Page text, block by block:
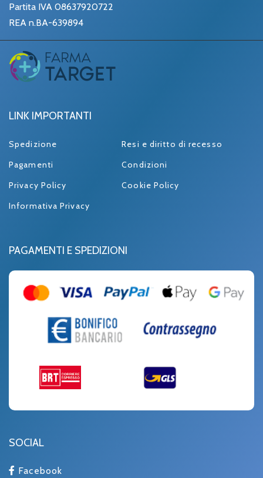
Partita IVA 08637920722
REA n.BA-639894
LINK IMPORTANTI
Spedizione
Resi e diritto di recesso
Pagamenti
Condizioni
Privacy Policy
Cookie Policy
Informativa Privacy
PAGAMENTI E SPEDIZIONI
SOCIAL
Facebook